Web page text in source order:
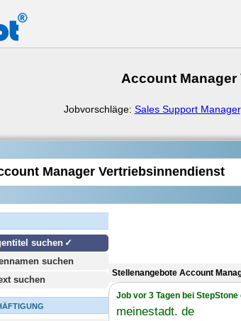
Account
Jobvorschläge: Sales Support Manager,
suchen
suchen
suchen
Stellenangebote Account
Job vor 3 Tagen bei StepStone
meinestadt. de